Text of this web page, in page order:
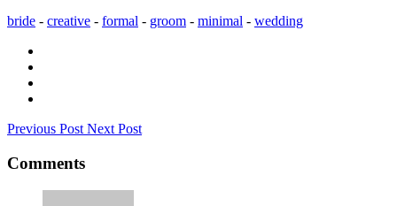
bride - creative - formal - groom - minimal - wedding
Previous Post Next Post
Comments